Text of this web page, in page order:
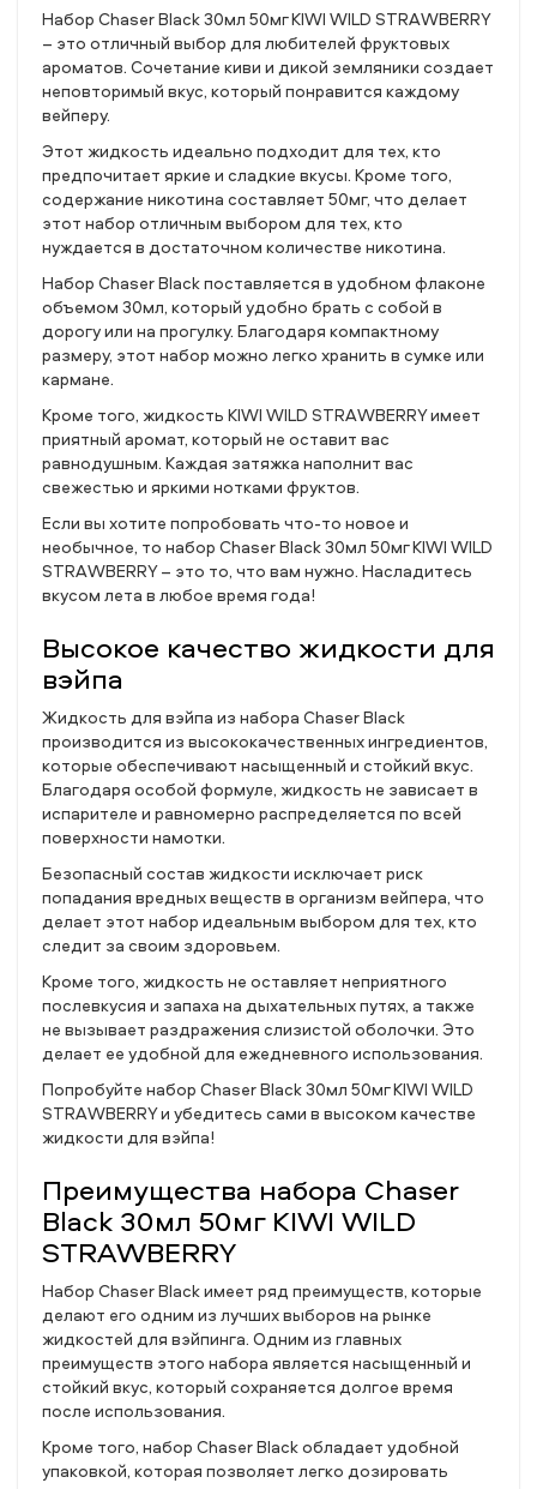
Набор Chaser Black 30мл 50мг KIWI WILD STRAWBERRY
– это отличный выбор для любителей фруктовых
ароматов. Сочетание киви и дикой земляники создает
неповторимый вкус, который понравится каждому
вейперу.
Этот жидкость идеально подходит для тех, кто
предпочитает яркие и сладкие вкусы. Кроме того,
содержание никотина составляет 50мг, что делает
этот набор отличным выбором для тех, кто
нуждается в достаточном количестве никотина.
Набор Chaser Black поставляется в удобном флаконе
объемом 30мл, который удобно брать с собой в
дорогу или на прогулку. Благодаря компактному
размеру, этот набор можно легко хранить в сумке или
кармане.
Кроме того, жидкость KIWI WILD STRAWBERRY имеет
приятный аромат, который не оставит вас
равнодушным. Каждая затяжка наполнит вас
свежестью и яркими нотками фруктов.
Если вы хотите попробовать что-то новое и
необычное, то набор Chaser Black 30мл 50мг KIWI WILD
STRAWBERRY – это то, что вам нужно. Насладитесь
вкусом лета в любое время года!
Высокое качество жидкости для
вэйпа
Жидкость для вэйпа из набора Chaser Black
производится из высококачественных ингредиентов,
которые обеспечивают насыщенный и стойкий вкус.
Благодаря особой формуле, жидкость не зависает в
испарителе и равномерно распределяется по всей
поверхности намотки.
Безопасный состав жидкости исключает риск
попадания вредных веществ в организм вейпера, что
делает этот набор идеальным выбором для тех, кто
следит за своим здоровьем.
Кроме того, жидкость не оставляет неприятного
послевкусия и запаха на дыхательных путях, а также
не вызывает раздражения слизистой оболочки. Это
делает ее удобной для ежедневного использования.
Попробуйте набор Chaser Black 30мл 50мг KIWI WILD
STRAWBERRY и убедитесь сами в высоком качестве
жидкости для вэйпа!
Преимущества набора Chaser
Black 30мл 50мг KIWI WILD
STRAWBERRY
Набор Chaser Black имеет ряд преимуществ, которые
делают его одним из лучших выборов на рынке
жидкостей для вэйпинга. Одним из главных
преимуществ этого набора является насыщенный и
стойкий вкус, который сохраняется долгое время
после использования.
Кроме того, набор Chaser Black обладает удобной
упаковкой, которая позволяет легко дозировать